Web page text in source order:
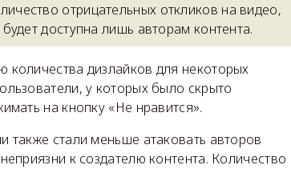
отрицательных откликов на видео,
доступна лишь авторам контента.
количества дизлайков для некоторых
у которых было скрыто
на кнопку «Не нравится».
также стали меньше атаковать авторов
к создателю контента. Количество